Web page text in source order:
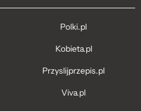
Polki.pl
Kobieta.pl
Przyslijprzepis.pl
Viva.pl